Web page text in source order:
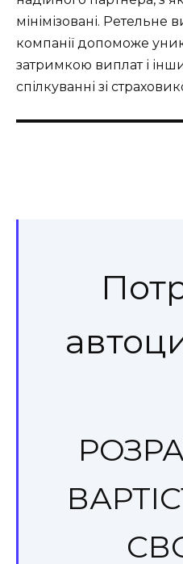
мінімізовані. Ретельне
компанії допоможе
затримкою виплат і
спілкуванні зі